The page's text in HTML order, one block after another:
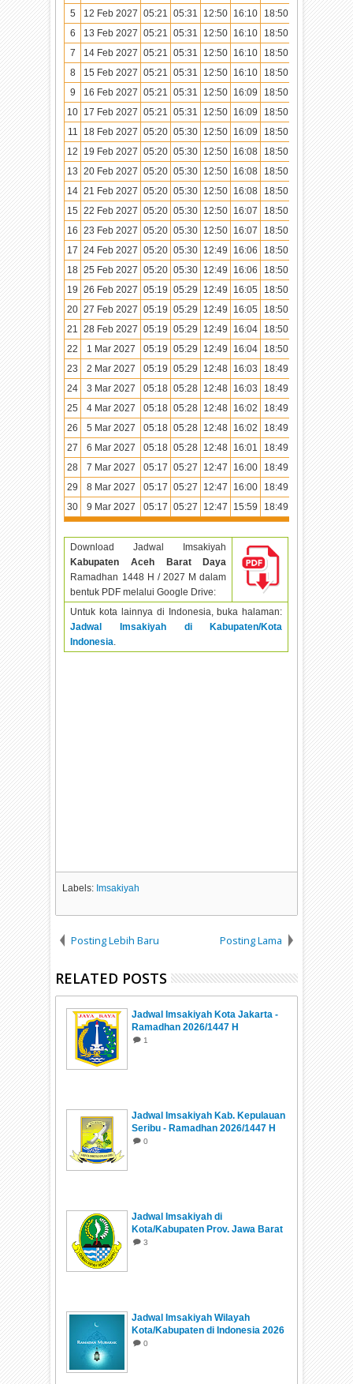
5 12 Feb 2027 05:21 05:31 12:50 16:10 18:50
20:00
6
13 Feb 2027 05:21 05:31 12:50 16:10 18:50
20:00
7
14 Feb 2027 05:21 05:31 12:50 16:10 18:50
20:00
8
15 Feb 2027 05:21 05:31 12:50 16:10 18:50
20:00
9
16 Feb 2027 05:21 05:31 12:50 16:09 18:50
20:00
10 17 Feb 2027 05:21 05:31 12:50 16:09 18:50
20:00
11
18 Feb 2027 05:20 05:30 12:50 16:09 18:50
20:00
12
19 Feb 2027 05:20 05:30 12:50 16:08 18:50
19:59
13 20 Feb 2027 05:20 05:30 12:50 16:08 18:50
19:59
14 21 Feb 2027 05:20 05:30 12:50 16:08 18:50
19:59
15 22 Feb 2027 05:20 05:30 12:50 16:07 18:50
19:59
16 23 Feb 2027 05:20 05:30 12:50 16:07 18:50
19:59
17 24 Feb 2027 05:20 05:30 12:49 16:06 18:50
19:59
18 25 Feb 2027 05:20 05:30 12:49 16:06 18:50
19:59
19 26 Feb 2027 05:19 05:29 12:49 16:05 18:50
19:59
20 27 Feb 2027 05:19 05:29 12:49 16:05 18:50
19:59
21
28 Feb 2027 05:19 05:29 12:49 16:04 18:50
19:58
22
1 Mar 2027 05:19 05:29 12:49 16:04 18:50
19:58
23
2 Mar 2027 05:19 05:29 12:48 16:03 18:49
19:58
24
3 Mar 2027 05:18 05:28 12:48 16:03 18:49
19:58
25
4 Mar 2027 05:18 05:28 12:48 16:02 18:49
19:58
26
5 Mar 2027 05:18 05:28 12:48 16:02 18:49
19:58
27
6 Mar 2027 05:18 05:28 12:48 16:01 18:49
19:57
28
7 Mar 2027 05:17 05:27 12:47 16:00 18:49
19:57
29
8 Mar 2027 05:17 05:27 12:47 16:00 18:49
19:57
30
9 Mar 2027 05:17 05:27 12:47 15:59 18:49 19:57
Download Jadwal Imsakiyah
Kabupaten Aceh Barat Daya
Ramadhan 1448 H / 2027 M dalam
bentuk PDF melalui Google Drive:
Untuk kota lainnya di Indonesia, buka halaman:
Jadwal Imsakiyah di Kabupaten/Kota
Indonesia
Labels: Imsakiyah
Posting Lebih Baru Posting Lama
RELATED POSTS
Jadwal Imsakiyah Kota Jakarta -
Ramadhan 2026/1447 H
1
Jadwal Imsakiyah Kab. Kepulauan
Seribu - Ramadhan 2026/1447 H
0
Jadwal Imsakiyah di
Kota/Kabupaten Prov. Jawa Barat
Ramadhan 1447 H/2026
3
Jadwal Imsakiyah Wilayah
Kota/Kabupaten di Indonesia 2026
0